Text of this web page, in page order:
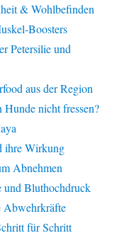
& Wohlbefinden
Boosters
Petersilie und
aus der Region
Hunde nicht fressen?
ihre Wirkung
Abnehmen
und Bluthochdruck
Abwehrkräfte
für Schritt